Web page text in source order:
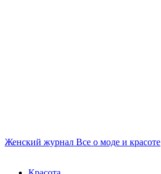
Женский журнал Все о моде и красоте